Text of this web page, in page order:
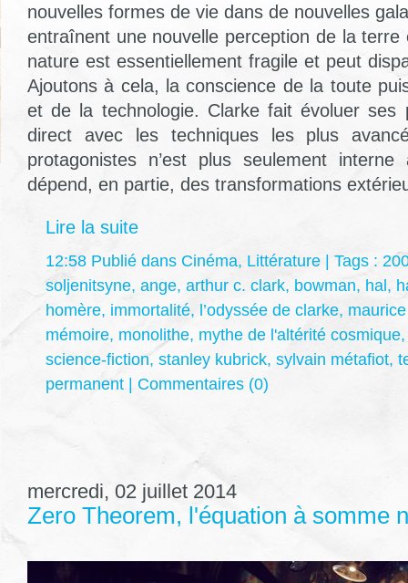
nouvelles formes de vie dans de nouvelles
entraînent une nouvelle perception de la
nature est essentiellement fragile et peut
Ajoutons à cela, la conscience de la toute
et de la technologie. Clarke fait évoluer ses
direct avec les techniques les plus
protagonistes n’est plus seulement
dépend, en partie, des transformations
Lire la suite
12:58 Publié dans Cinéma, Littérature | Tags :
soljenitsyne, ange, arthur c. clark, bowman, hal,
homère, immortalité, l’odyssée de clarke,
mémoire, monolithe, mythe de l'altérité cosmique
science-fiction, stanley kubrick, sylvain métafiot,
permanent | Commentaires (0)
mercredi, 02 juillet 2014
Zero Theorem, l'équation à somme